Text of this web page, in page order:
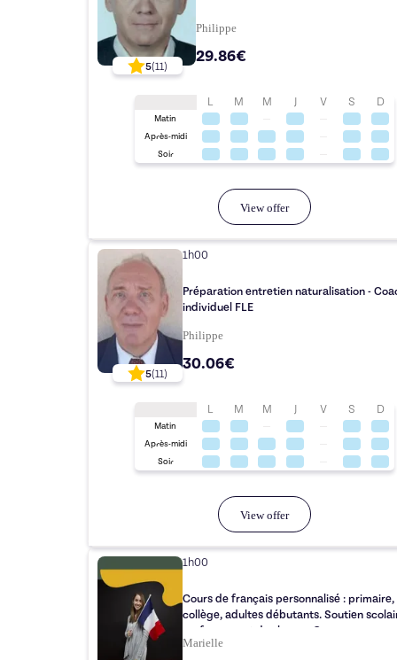
5(11)
Philippe
29.86€
L M M J V S D
Matin
Après-midi
Soir
View offer
5(11)
1h00
Préparation entretien naturalisation -
individuel FLE
Philippe
30.06€
L M M J V S D
Matin
Après-midi
Soir
View offer
1h00
Cours de français personnalisé : primaire,
collège, adultes débutants. Soutien
renforcement des bases. Cours
individuels/collectifs.
Marielle